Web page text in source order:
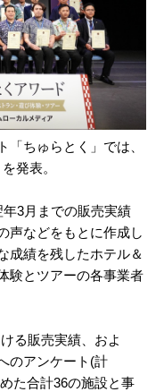
ちゅらとく」では、
発表。
3月までの販売実績
声などをもとに作成し
成績を残したホテル＆
験とツアーの各事業者
る販売実績、およ
のアンケート(計
た合計36の施設と事